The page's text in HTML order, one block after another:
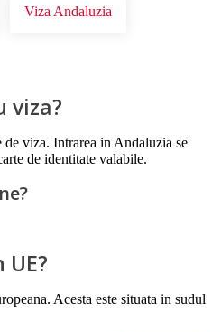
Viza Andaluzia
viza?
viza. Intrarea in Andaluzia se
de identitate valabile.
Acesta este situata in sudul